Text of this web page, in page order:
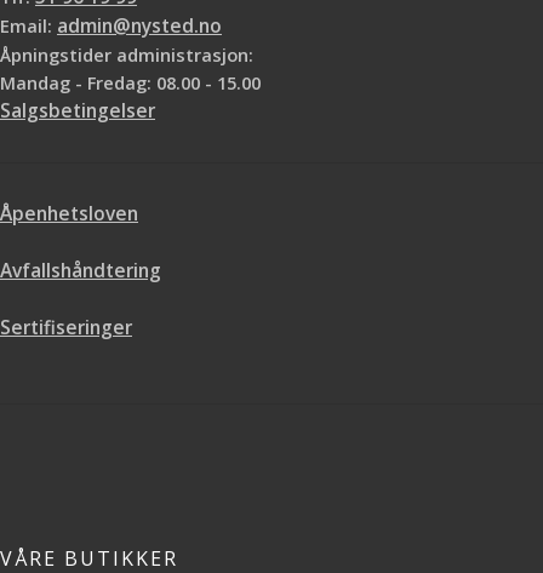
Email: admin@nysted.no
Åpningstider administrasjon:
Mandag - Fredag: 08.00 - 15.00
Salgsbetingelser
Åpenhetsloven
Avfallshåndtering
Sertifiseringer
VÅRE BUTIKKER